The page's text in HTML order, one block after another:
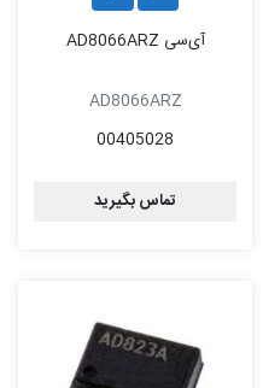
آی‌سی AD8066ARZ
AD8066ARZ
00405028
تماس بگیرید